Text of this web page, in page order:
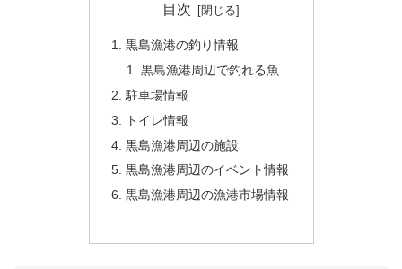
目次
黒島漁港の釣り情報
黒島漁港周辺で釣れる魚
駐車場情報
トイレ情報
黒島漁港周辺の施設
黒島漁港周辺のイベント情報
黒島漁港周辺の漁港市場情報